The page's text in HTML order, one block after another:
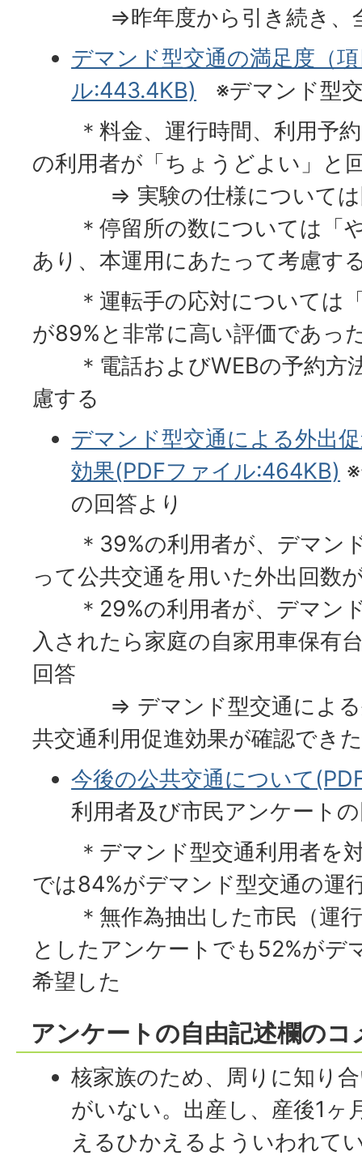
⇒昨年度から引き続き、全
デマンド型交通の満足度（
ル:443.4KB) ※デマンド型
＊料金、運行時間、利用予約
の利用者が「ちょうどよい」と
⇒ 実験の仕様については
＊停留所の数については「
あり、本運用にあたって考慮す
＊運転手の応対については「
が89%と非常に高い評価であっ
＊電話およびWEBの予約方
慮する
デマンド型交通による外出
効果(PDFファイル:464KB)
の回答より
＊39%の利用者が、デマン
って公共交通を用いた外出回数
＊29%の利用者が、デマン
入されたら家庭の自家用車保有
回答
⇒ デマンド型交通による外
共交通利用促進効果が確認できた
今後の公共交通について
利用者及び市民アンケート
＊デマンド型交通利用者を
では84%がデマンド型交通の運
＊無作為抽出した市民（運行
としたアンケートでも52%がデ
希望した
アンケートの自由記述欄のコ
核家族のため、周りに知り
がいない。出産し、産後1ヶ
えるひかえるよういわれて